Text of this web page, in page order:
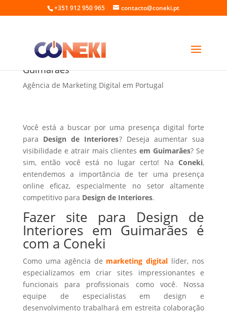
+351 912 950 965 contacto@coneki.pt
Fazer site para Design de Interiores em
Guimarães
Agência de Marketing Digital em Portugal
Você está a buscar por uma presença digital forte
para Design de Interiores? Deseja aumentar sua
visibilidade e atrair mais clientesem Guimarães? Se
sim, então você está no lugar certo! NaConeki,
entendemos a importância de ter uma presença
online eficaz, especialmente no setor altamente
competitivo para Design de Interiores.
Fazer site para Design de
Interiores em Guimarães é
com a Coneki
Como uma agência de marketing digital líder, nos
especializamos em criar sites impressionantes e
funcionais para profissionais como você. Nossa
equipe de especialistas em design e
desenvolvimento trabalhará em estreita colaboração